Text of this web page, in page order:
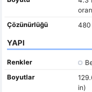
Çözünürlüğü
480
YAPI
Renkler
Boyutlar
in)